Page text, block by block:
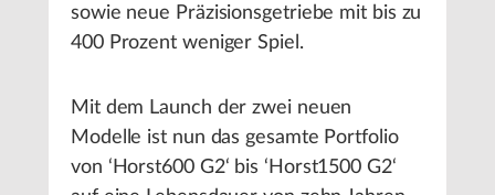
sowie neue Präzisionsgetriebe mit bis zu
400 Prozent weniger Spiel.
Mit dem Launch der zwei neuen
Modelle ist nun das gesamte Portfolio
von ‘Horst600 G2‘ bis ‘Horst1500 G2‘